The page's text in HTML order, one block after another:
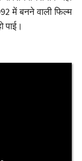
में बनने वाली फिल्म
पाई।